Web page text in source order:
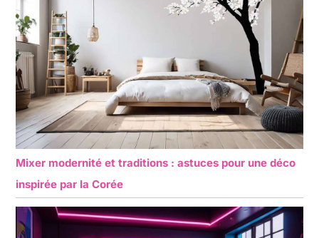
Mixer modernité et traditions : astuces pour une déco
inspirée par la Corée